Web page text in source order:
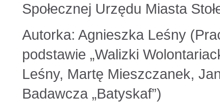
Społecznej Urzędu Miasta
Autorka: Agnieszka Leśny
podstawie „Walizki
Leśny, Martę Mieszczanek,
Badawcza „Batyskaf”)